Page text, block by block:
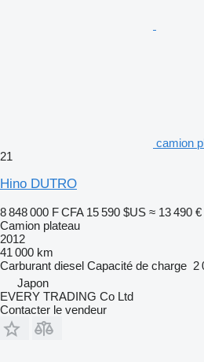
camion
21
Hino DUTRO
8 848 000 F CFA 15 590 $US ≈ 13 490 €
Camion plateau
2012
41 000 km
Carburant diesel Capacité de charge 2
Japon
EVERY TRADING Co Ltd
Contacter le vendeur